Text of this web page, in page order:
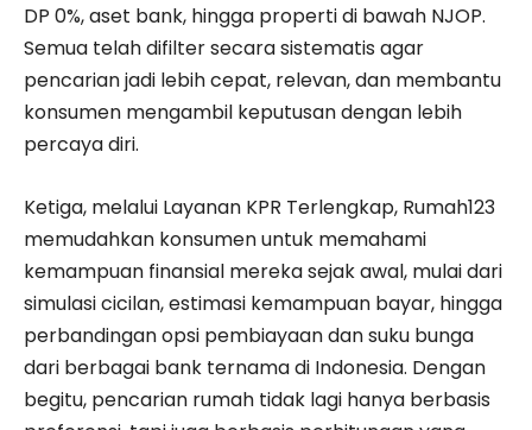
DP 0%, aset bank, hingga properti di bawah NJOP.
Semua telah difilter secara sistematis agar
pencarian jadi lebih cepat, relevan, dan membantu
konsumen mengambil keputusan dengan lebih
percaya diri.
Ketiga, melalui Layanan KPR Terlengkap, Rumah123
memudahkan konsumen untuk memahami
kemampuan finansial mereka sejak awal, mulai dari
simulasi cicilan, estimasi kemampuan bayar, hingga
perbandingan opsi pembiayaan dan suku bunga
dari berbagai bank ternama di Indonesia. Dengan
begitu, pencarian rumah tidak lagi hanya berbasis